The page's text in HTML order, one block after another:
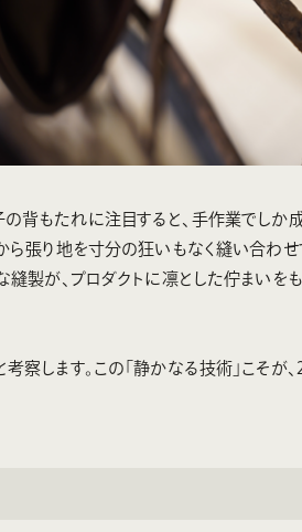
背もたれに注目すると、手作業でしか
ら張り地を寸分の狂いもなく縫い合わせ
製が、プロダクトに凛とした佇まいを
します。この「静かなる技術」こそが